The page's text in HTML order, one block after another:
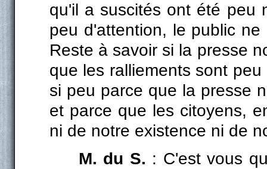
qu'il a suscités ont été peu
peu d'attention, le public
Reste à savoir si la presse
que les ralliements sont
si peu parce que la presse
et parce que les citoyens,
ni de notre existence ni de
M. du S. : C'est vous